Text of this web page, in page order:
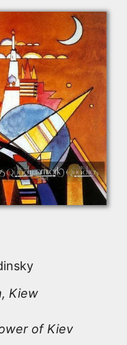
Kiew
of Kiev